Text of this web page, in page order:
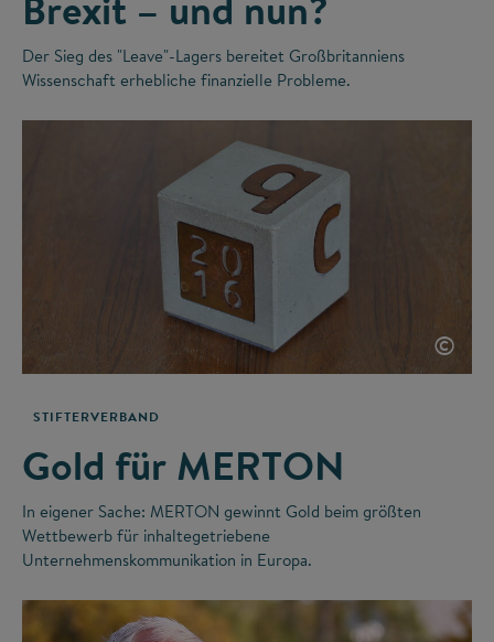
Der Sieg des "Leave"-Lagers bereitet Großbritanniens
Wissenschaft erhebliche finanzielle Probleme.
©
STIFTERVERBAND
Gold für MERTON
In eigener Sache: MERTON gewinnt Gold beim größten
Wettbewerb für inhaltegetriebene
Unternehmenskommunikation in Europa.